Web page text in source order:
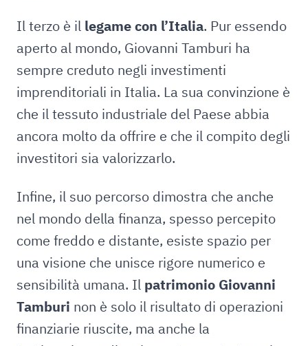
Il terzo è il legame con l’Italia. Pur essendo
aperto al mondo, Giovanni Tamburi ha
sempre creduto negli investimenti
imprenditoriali in Italia. La sua convinzione è
che il tessuto industriale del Paese abbia
ancora molto da offrire e che il compito degli
investitori sia valorizzarlo.
Infine, il suo percorso dimostra che anche
nel mondo della finanza, spesso percepito
come freddo e distante, esiste spazio per
una visione che unisce rigore numerico e
sensibilità umana. Il patrimonio Giovanni
Tamburi non è solo il risultato di operazioni
finanziarie riuscite, ma anche la